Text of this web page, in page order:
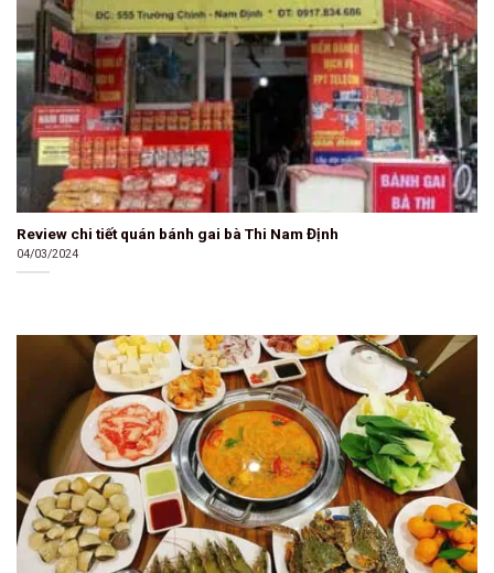
Review chi tiết quán bánh gai bà Thi Nam Định
04/03/2024